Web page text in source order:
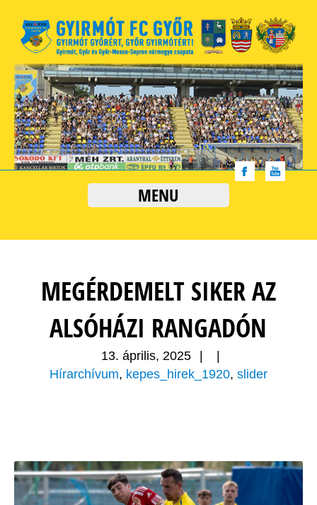
MENU
MEGÉRDEMELT SIKER AZ
ALSÓHÁZI RANGADÓN
13. április, 2025
Hírarchívum, kepes_hirek_1920, slider